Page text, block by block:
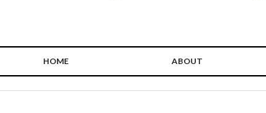
HOME ABOUT